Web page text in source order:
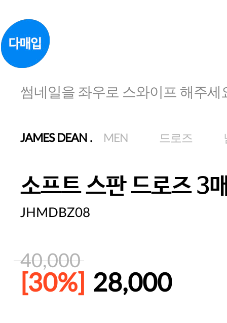
썸네일을 좌우로 스와이프 해주세
JAMES DEAN . MEN 드로즈
소프트 스판 드로즈 3
JHMDBZ08
40,000
[30%] 28,000